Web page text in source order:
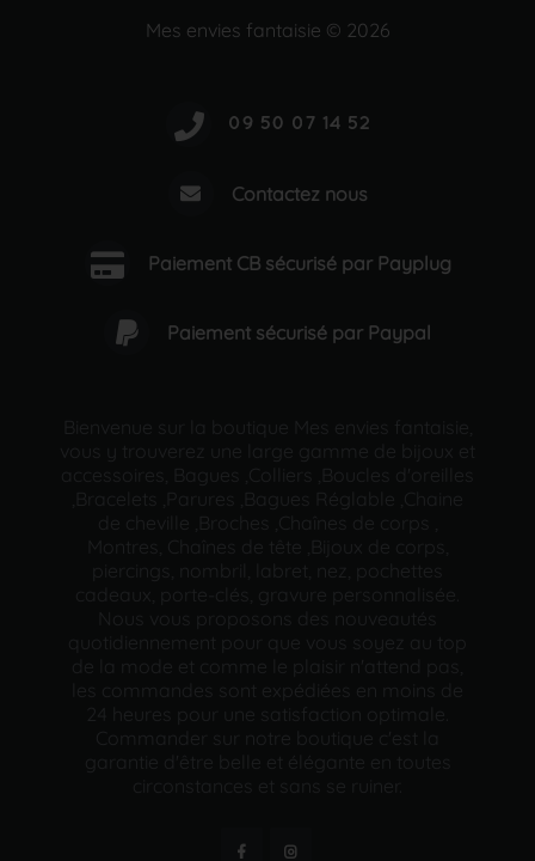
Mes envies fantaisie © 2026
Contactez nous
Paiement CB sécurisé par Payplug
Paiement sécurisé par Paypal